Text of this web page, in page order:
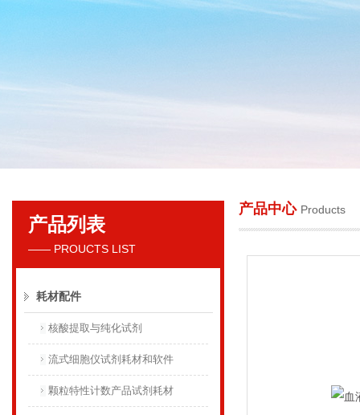
贝克曼库尔特国际贸易（上海）有限公司
产品列表
—— PROUCTS LIST
耗材配件
核酸提取与纯化试剂
流式细胞仪试剂耗材和软件
颗粒特性计数产品试剂耗材
产品中心 Products